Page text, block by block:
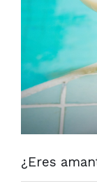
¿Eres